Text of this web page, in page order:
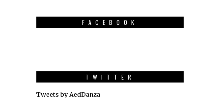
FACEBOOK
TWITTER
Tweets by AedDanza